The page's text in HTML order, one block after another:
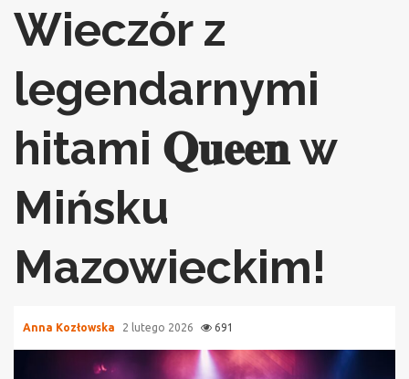
Wieczór z
legendarnymi
hitami 𝐐𝐮𝐞𝐞𝐧 w
Mińsku
Mazowieckim!
Anna Kozłowska 2 lutego 2026 691